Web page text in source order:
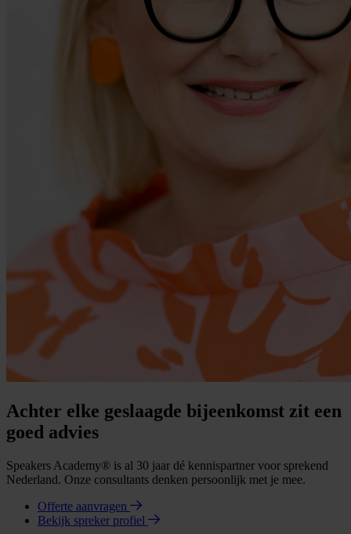
Achter elke geslaagde bijeenkomst zit een
goed advies
Speakers Academy® is al 30 jaar dé kennispartner voor sprekend
Nederland. Onze consultants denken persoonlijk met je mee.
Offerte aanvragen
Bekijk spreker profiel